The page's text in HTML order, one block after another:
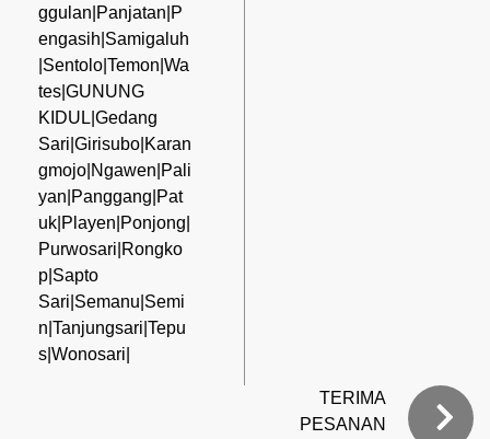
ggulan|Panjatan|P
engasih|Samigaluh
|Sentolo|Temon|Wa
tes|GUNUNG
KIDUL|Gedang
Sari|Girisubo|Karan
gmojo|Ngawen|Pali
yan|Panggang|Pat
uk|Playen|Ponjong|
Purwosari|Rongko
p|Sapto
Sari|Semanu|Semi
n|Tanjungsari|Tepu
s|Wonosari|
TERIMA
PESANAN